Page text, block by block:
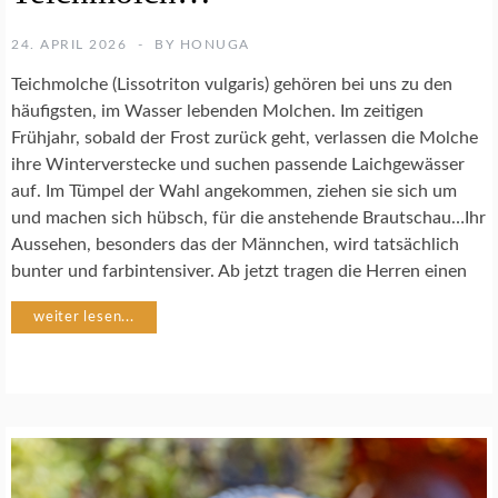
I
I
N
T
E
N
S
U
N
A
T
24. APRIL 2026 BY HONUGA
Teichmolche (Lissotriton vulgaris) gehören bei uns zu den
häufigsten, im Wasser lebenden Molchen. Im zeitigen
Frühjahr, sobald der Frost zurück geht, verlassen die Molche
ihre Winterverstecke und suchen passende Laichgewässer
auf. Im Tümpel der Wahl angekommen, ziehen sie sich um
und machen sich hübsch, für die anstehende Brautschau…Ihr
Aussehen, besonders das der Männchen, wird tatsächlich
bunter und farbintensiver. Ab jetzt tragen die Herren einen
weiter lesen...